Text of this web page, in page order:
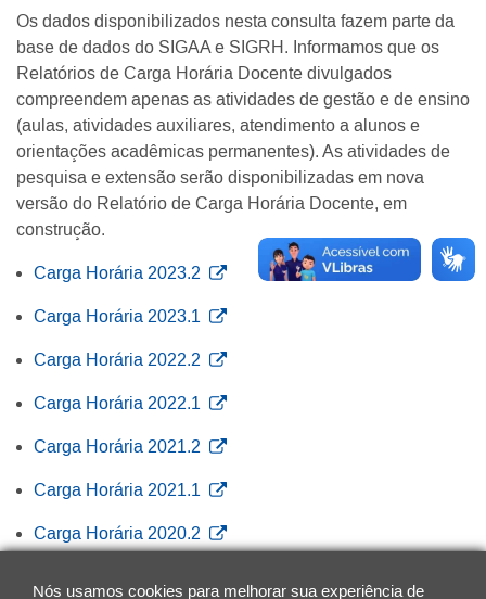
Nós usamos cookies para melhorar sua experiência de
Os dados disponibilizados nesta consulta fazem parte da
base de dados do SIGAA e SIGRH. Informamos que os
Relatórios de Carga Horária Docente divulgados
compreendem apenas as atividades de gestão e de ensino
(aulas, atividades auxiliares, atendimento a alunos e
orientações acadêmicas permanentes). As atividades de
pesquisa e extensão serão disponibilizadas em nova
versão do Relatório de Carga Horária Docente, em
construção.
Carga Horária 2023.2
Carga Horária 2023.1
Carga Horária 2022.2
Carga Horária 2022.1
Carga Horária 2021.2
Carga Horária 2021.1
Carga Horária 2020.2